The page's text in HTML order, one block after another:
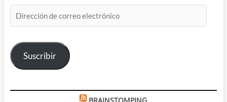
de
electrónico
Suscribir